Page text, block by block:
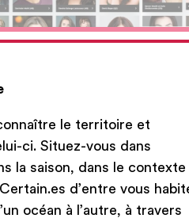
le territoire et
ci. Situez-vous dans
la saison, dans le contexte
d’entre vous
océan à l’autre, à travers
à partest un projet de
du soutienaux
et à la
Il s’agissait d’une façon
le milieu des arts,